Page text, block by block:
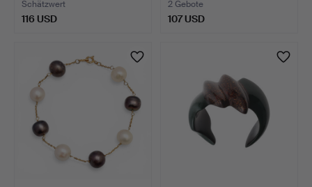
Schätzwert
116 USD
2 Gebote
107 USD